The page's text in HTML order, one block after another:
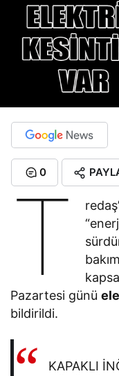
0
T
Pazartesi günü
bildirildi.
KAPAKLI